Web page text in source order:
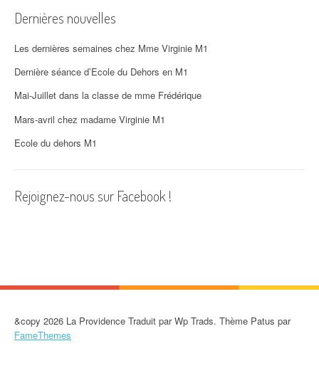
o
n
d
'
a
r
i
Dernières nouvelles
Les dernières semaines chez Mme Virginie M1
Dernière séance d’Ecole du Dehors en M1
Mai-Juillet dans la classe de mme Frédérique
Mars-avril chez madame Virginie M1
Ecole du dehors M1
Rejoignez-nous sur Facebook !
&copy 2026 La Providence Traduit par Wp Trads. Thème Patus par
FameThemes